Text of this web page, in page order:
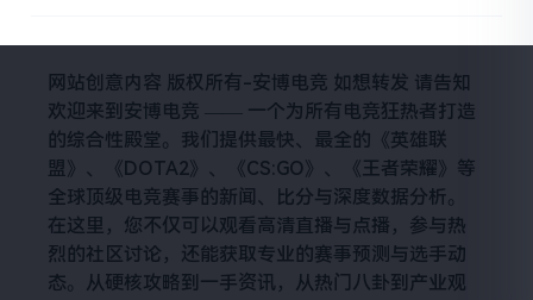
网站创意内容 版权所有-安博电竞 如想转发 请告知
欢迎来到安博电竞 —— 一个为所有电竞狂热者打造
的综合性殿堂。我们提供最快、最全的《英雄联
盟》、《DOTA2》、《CS:GO》、《王者荣耀》等
全球顶级电竞赛事的新闻、比分与深度数据分析。
在这里，您不仅可以观看高清直播与点播，参与热
烈的社区讨论，还能获取专业的赛事预测与选手动
态。从硬核攻略到一手资讯，从热门八卦到产业观